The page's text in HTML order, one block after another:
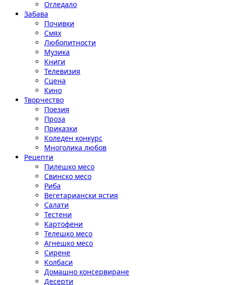
Огледало
Забава
Почивки
Смях
Любопитности
Музика
Книги
Телевизия
Сцена
Кино
Творчество
Поезия
Проза
Приказки
Коледен конкурс
Многолика любов
Рецепти
Пилешко месо
Свинско месо
Риба
Вегетариански ястия
Салати
Тестени
Картофени
Телешко месо
Агнешко месо
Сирене
Колбаси
Домашно консервиране
Десерти